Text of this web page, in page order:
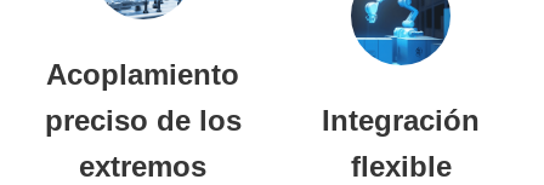
Acoplamiento
preciso de los
extremos
Integración
flexible